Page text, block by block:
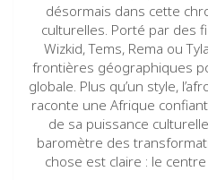
désormais dans cette
culturelles. Porté par des
Wizkid, Tems, Rema ou
frontières géographiques
globale. Plus qu’un style,
raconte une Afrique
de sa puissance
baromètre des
chose est claire : le